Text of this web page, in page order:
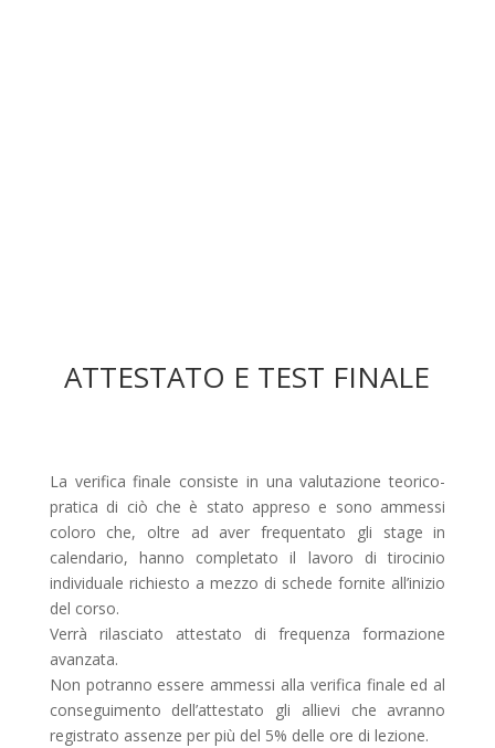
ATTESTATO E TEST FINALE
La verifica finale consiste in una valutazione teorico-
pratica di ciò che è stato appreso e sono ammessi
coloro che, oltre ad aver frequentato gli stage in
calendario, hanno completato il lavoro di tirocinio
individuale richiesto a mezzo di schede fornite all’inizio
del corso.
Verrà rilasciato attestato di frequenza formazione
avanzata.
Non potranno essere ammessi alla verifica finale ed al
conseguimento dell’attestato gli allievi che avranno
registrato assenze per più del 5% delle ore di lezione.